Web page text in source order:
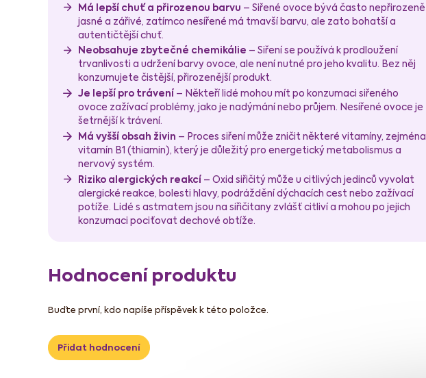
Má lepší chuť a přirozenou barvu – Siřené ovoce bývá často nepřirozeně
jasné a zářivé, zatímco nesířené má tmavší barvu, ale zato bohatší a
autentičtější chuť.
Neobsahuje zbytečné chemikálie – Siření se používá k prodloužení
trvanlivosti a udržení barvy ovoce, ale není nutné pro jeho kvalitu. Bez něj
konzumujete čistější, přirozenější produkt.
Je lepší pro trávení– Někteří lidé mohou mít po konzumaci siřeného
ovoce zažívací problémy, jako je nadýmání nebo průjem. Nesířené ovoce je
šetrnější k trávení.
Má vyšší obsah živin – Proces siření může zničit některé vitamíny, zejména
vitamín B1 (thiamin), který je důležitý pro energetický metabolismus a
nervový systém.
Riziko alergických reakcí– Oxid siřičitý může u citlivých jedinců vyvolat
alergické reakce, bolesti hlavy, podráždění dýchacích cest nebo zažívací
potíže. Lidé s astmatem jsou na siřičitany zvlášť citliví a mohou po jejich
konzumaci pociťovat dechové obtíže.
Hodnocení produktu
Buďte první, kdo napíše příspěvek k této položce.
Přidat hodnocení